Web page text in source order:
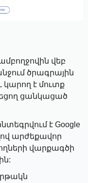
վեբ
ծրագրային
է մուտք
ցանկացած
է Google
արժեքավոր
վարքագծի